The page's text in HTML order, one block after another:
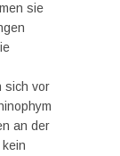
sie
sich vor
an der